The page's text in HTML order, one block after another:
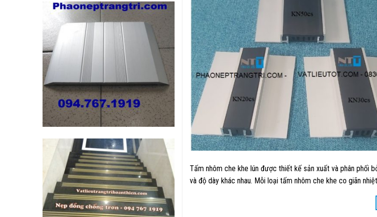
Tấm nhôm che khe lún được thiết kế sản xuất và phân phối
và độ dày khác nhau. Mỗi loại tấm nhôm che khe co giãn